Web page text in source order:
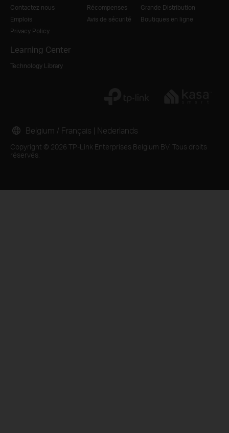
Contactez nous
Emplois
Privacy Policy
Récompenses
Avis de sécurité
Grande Distribution
Boutiques en ligne
Learning Center
Technology Library
Copyright © 2026 TP-Link Enterprises Belgium BV. Tous droits
réservés.
Belgium / Français | Nederlands